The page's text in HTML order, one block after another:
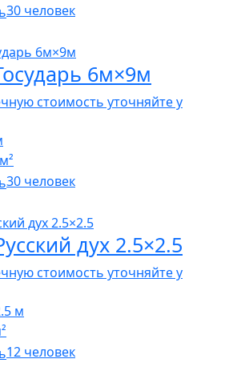
30 человек
6м×9м
стоимость уточняйте у
30 человек
дух 2.5×2.5
стоимость уточняйте у
м
12 человек